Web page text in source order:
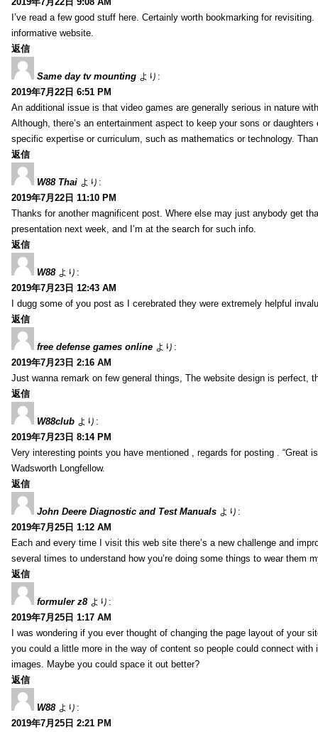
I’ve read a few good stuff here. Certainly worth bookmarking for
informative website.
返信
Same day tv mounting より:
2019年7月22日 6:51 PM
An additional issue is that video games are generally serious in nature
Although, there’s an entertainment aspect to keep your sons or
specific expertise or curriculum, such as mathematics or technology.
返信
W88 Thai より:
2019年7月22日 11:10 PM
Thanks for another magnificent post. Where else may just anybody get
presentation next week, and I’m at the search for such info.
返信
W88 より:
2019年7月23日 12:43 AM
I dugg some of you post as I cerebrated they were extremely helpful
返信
free defense games online より:
2019年7月23日 2:16 AM
Just wanna remark on few general things, The website design is perfect,
返信
W88club より:
2019年7月23日 8:14 PM
Very interesting points you have mentioned , regards for posting . “Great
Wadsworth Longfellow.
返信
John Deere Diagnostic and Test Manuals より:
2019年7月25日 1:12 AM
Each and every time I visit this web site there’s a new challenge and
several times to understand how you’re doing some things to wear them
返信
formuler z8 より:
2019年7月25日 1:17 AM
I was wondering if you ever thought of changing the page layout of your
you could a little more in the way of content so people could connect
images. Maybe you could space it out better?
返信
W88 より:
2019年7月25日 2:21 PM